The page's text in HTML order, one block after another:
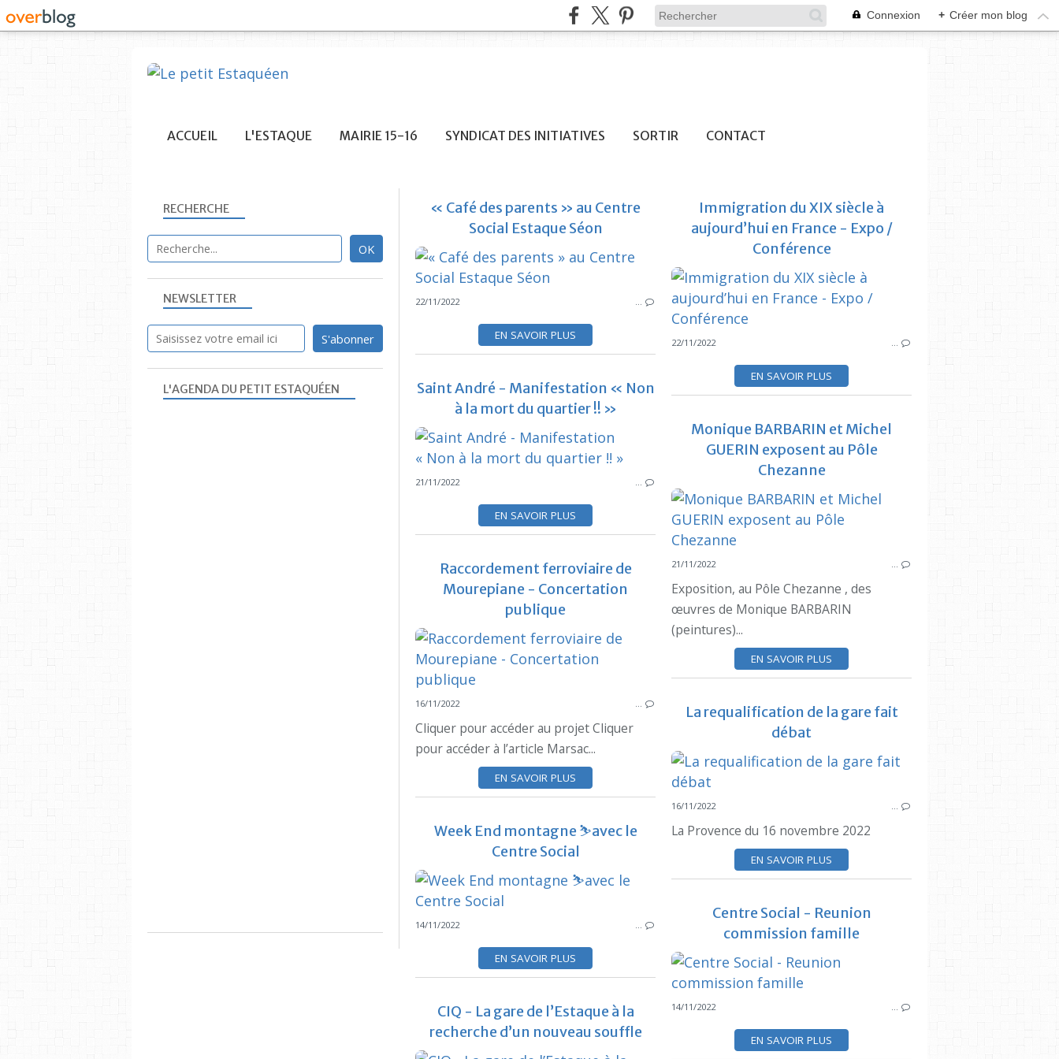
Connexion + Créer mon blog
ACCUEIL L'ESTAQUE MAIRIE 15-16 SYNDICAT DES INITIATIVES SORTIR CONTACT
« Café des parents » au Centre
Social Estaque Séon
CENTRE SOCIAL DU BASSIN DE SÉON
CAFÉ
22/11/2022 …
EN SAVOIR PLUS
Immigration du XIX siècle à
aujourd’hui en France - Expo /
Conférence
22/11/2022 …
EN SAVOIR PLUS
Saint André - Manifestation « Non
à la mort du quartier !! »
CIQ
SAINT ANDRÉ
PASSAGE A NIVEAU
QUARTIER
21/11/2022 …
EN SAVOIR PLUS
Monique BARBARIN et Michel
GUERIN exposent au Pôle
Chezanne
21/11/2022 …
Exposition, au Pôle Chezanne , des
œuvres de Monique BARBARIN
(peintures)...
EN SAVOIR PLUS
Raccordement ferroviaire de
Mourepiane - Concertation
publique
SYNDICAT DES INITIATIVES
ESTAQUE
GPMM
CONCERTATION PUBLIQUE
16/11/2022 …
Cliquer pour accéder au projet Cliquer
pour accéder à l’article Marsac...
EN SAVOIR PLUS
La requalification de la gare fait
débat
16/11/2022 …
La Provence du 16 novembre 2022
EN SAVOIR PLUS
Week End montagne ⛷avec le
Centre Social
CENTRE SOCIAL DU BASSIN DE SÉON
WEEK END
14/11/2022 …
EN SAVOIR PLUS
Centre Social - Reunion
commission famille
14/11/2022 …
EN SAVOIR PLUS
CIQ - La gare de l’Estaque à la
recherche d’un nouveau souffle
NEWSLETTER
RECHERCHE
L'AGENDA DU PETIT ESTAQUÉEN